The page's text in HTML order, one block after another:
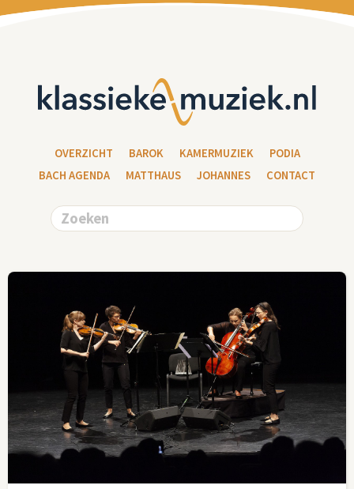
OVERZICHT BAROK KAMERMUZIEK
PODIA
BACH AGENDA
MATTHAUS JOHANNES CONTACT